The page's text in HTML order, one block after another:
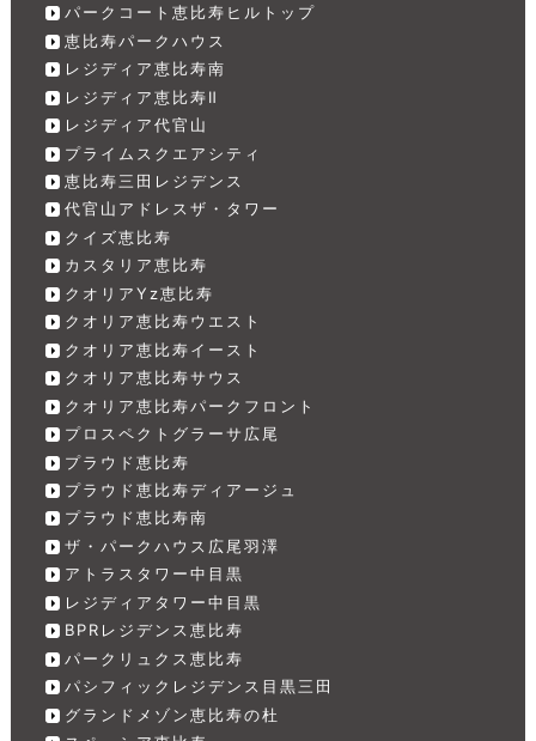
パークコート恵比寿ヒルトップ
恵比寿パークハウス
レジディア恵比寿南
レジディア恵比寿Ⅱ
レジディア代官山
プライムスクエアシティ
恵比寿三田レジデンス
代官山アドレスザ・タワー
クイズ恵比寿
カスタリア恵比寿
クオリアYz恵比寿
クオリア恵比寿ウエスト
クオリア恵比寿イースト
クオリア恵比寿サウス
クオリア恵比寿パークフロント
プロスペクトグラーサ広尾
プラウド恵比寿
プラウド恵比寿ディアージュ
プラウド恵比寿南
ザ・パークハウス広尾羽澤
アトラスタワー中目黒
レジディアタワー中目黒
BPRレジデンス恵比寿
パークリュクス恵比寿
パシフィックレジデンス目黒三田
グランドメゾン恵比寿の杜